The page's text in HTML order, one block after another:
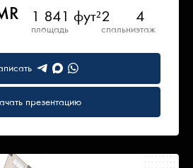
1 841 фут²
площадь
2
спальни
4
этаж
презентацию